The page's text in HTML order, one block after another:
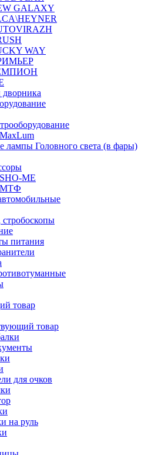
GALAXY
WAY
дворника
лампы Головного света (в фары)
ME
МТФ
питания
товар
товар
для очков
на руль